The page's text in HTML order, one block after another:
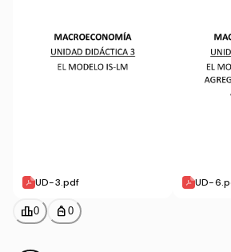
UD-3.pdf UD-
leaderboard0 personal_bag 0